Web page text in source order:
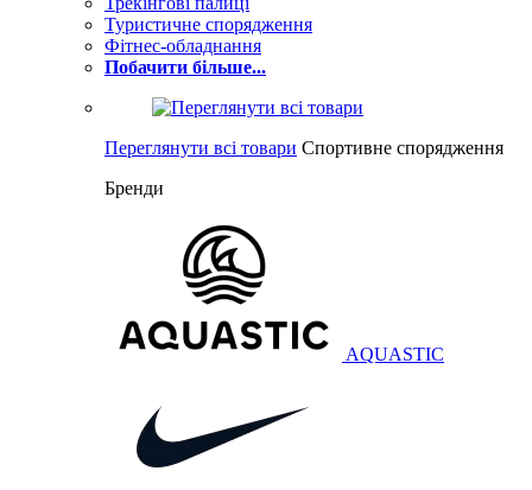
Туристичне спорядження
Фітнес-обладнання
Побачити більше...
Переглянути всі товари Спортивне спорядження
Бренди
AQUASTIC